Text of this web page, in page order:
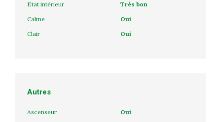
Etat intérieur
Très bon
Calme
Oui
Clair
Oui
Autres
Ascenseur
Oui